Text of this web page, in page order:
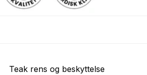
Teak rens og beskyttelse